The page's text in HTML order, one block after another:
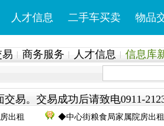
人才信息 二手车买卖 物品
商务服务 人才信息 信息库
易。交易成功后请致电0911-
出租 ◆中心街粮食局家属院房出租